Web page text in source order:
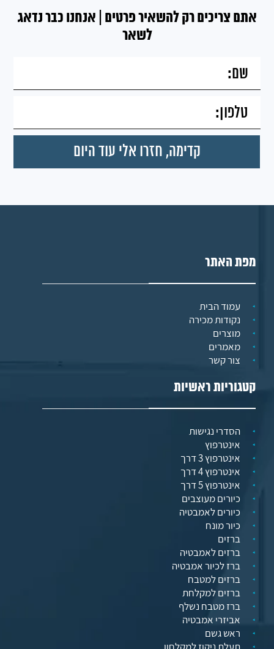
אתם צריכים רק להשאיר פרטים | אנחנו כבר נדאג
לשאר
מפת האתר
עמוד הבית
נקודות מכירה
מוצרים
מאמרים
צור קשר
קטגוריות ראשיות
הסדרי נגישות
אינטרפוץ
אינטרפוץ 3 דרך
אינטרפוץ 4 דרך
אינטרפוץ 5 דרך
כיורים מעוצבים
כיורים לאמבטיה
כיור מונח
ברזים
ברזים לאמבטיה
ברז לכיור אמבטיה
ברזים למטבח
ברזים למקלחת
ברז מטבח נשלף
אביזרי אמבטיה
ראש גשם